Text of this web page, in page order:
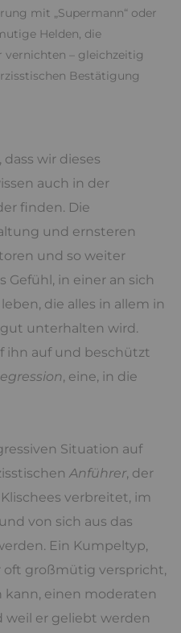
mit „Supermann“ oder
Helden, die
vernichten – gleichzeitig
Bestätigung
wir dieses
auch in der
finden. Die
und ernsteren
und so weiter
Gefühl, in einer an sich
die alles in allem in
unterhalten wird.
ihn auf und beschützt
, eine, in die
Situation auf
Anführer, der
verbreitet, im
von sich aus das
Ein Kumpeltyp,
oft großmütig verspricht,
einen moderaten
weil er geliebt werden